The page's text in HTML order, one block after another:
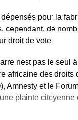
pour la
cependant, de
droit de vote.
nest pas le seul
africaine des droits
Amnesty et le
plainte citoyenne